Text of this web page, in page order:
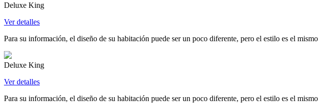
Deluxe King
Ver detalles
Para su información, el diseño de su habitación puede ser un poco diferente, pero el estilo es el
Deluxe King
Ver detalles
Para su información, el diseño de su habitación puede ser un poco diferente, pero el estilo es el